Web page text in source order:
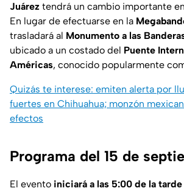
Juárez tendrá un cambio importante
En lugar de efectuarse en la
trasladará al Monumento a las
ubicado a un costado del Puente
Américas, conocido popularmente
Quizás te interese: emiten alerta por
fuertes en Chihuahua; monzón
efectos
Programa del 15 de
El evento iniciará a las 5:00 de la tarde